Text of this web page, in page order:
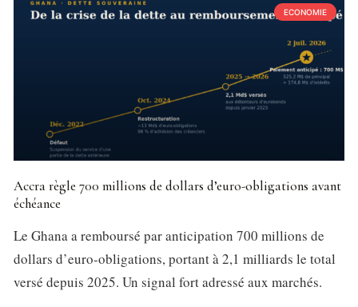
ECONOMIE
Accra règle 700 millions de dollars d’euro-obligations avant
échéance
Le Ghana a remboursé par anticipation 700 millions de
dollars d’euro-obligations, portant à 2,1 milliards le total
versé depuis 2025. Un signal fort adressé aux marchés.